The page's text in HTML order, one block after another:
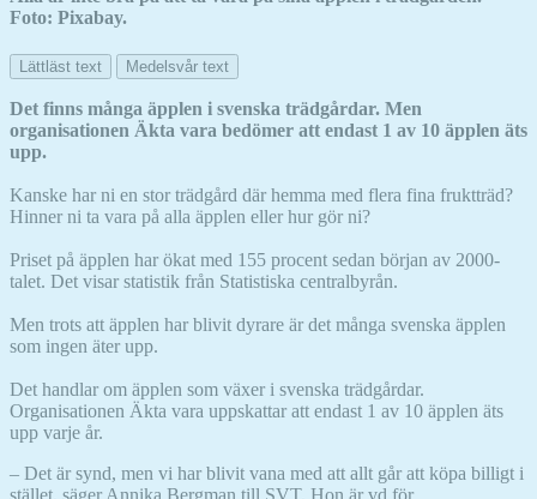
Foto: Pixabay.
Lättläst text Medelsvår text
Det finns många äpplen i svenska trädgårdar. Men
organisationen Äkta vara bedömer att endast 1 av 10 äpplen äts
upp.
Kanske har ni en stor trädgård där hemma med flera fina fruktträd?
Hinner ni ta vara på alla äpplen eller hur gör ni?
Priset på äpplen har ökat med 155 procent sedan början av 2000-
talet. Det visar statistik från Statistiska centralbyrån.
Men trots att äpplen har blivit dyrare är det många svenska äpplen
som ingen äter upp.
Det handlar om äpplen som växer i svenska trädgårdar.
Organisationen Äkta vara uppskattar att endast 1 av 10 äpplen äts
upp varje år.
– Det är synd, men vi har blivit vana med att allt går att köpa billigt i